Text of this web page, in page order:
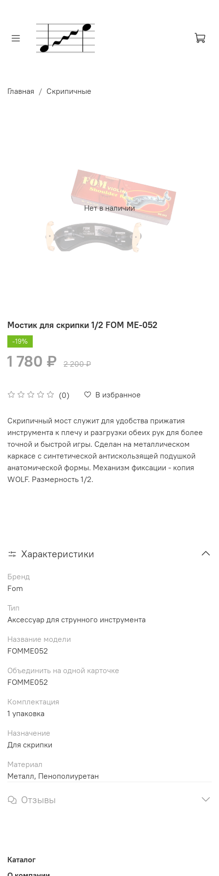
Главная Скрипичные
Нет в наличии
Мостик для скрипки 1/2 FOM ME-052
(0) В избранное
-19%
1 780 ₽ 2 200 ₽
Скрипичный мост служит для удобства прижатия
инструмента к плечу и разгрузки обеих рук для более
точной и быстрой игры. Сделан на металлическом
каркасе с синтетической антискользящей подушкой
анатомической формы. Механизм фиксации - копия
WOLF. Размерность 1/2.
Характеристики
Бренд
Fom
Тип
Аксессуар для струнного инструмента
Название модели
FOMME052
Объединить на одной карточке
FOMME052
Комплектация
1 упаковка
Назначение
Для скрипки
Материал
Металл, Пенополиуретан
Отзывы
Каталог